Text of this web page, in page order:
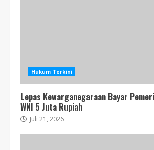
Hukum Terkini
Lepas Kewarganegaraan Bayar
WNI 5 Juta Rupiah
Juli 21, 2026